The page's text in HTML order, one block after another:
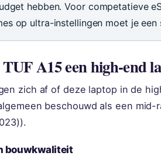
hebben. Voor competatieve
op ultra-instellingen moet je een
A15 een high-end
zich af of deze laptop in de
beschouwd als een
bouwkwaliteit